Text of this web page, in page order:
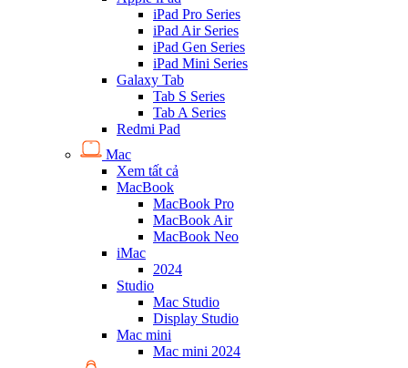
iPad Pro Series
iPad Air Series
iPad Gen Series
iPad Mini Series
Galaxy Tab
Tab S Series
Tab A Series
Redmi Pad
Mac
Xem tất cả
MacBook
MacBook Pro
MacBook Air
MacBook Neo
iMac
2024
Studio
Mac Studio
Display Studio
Mac mini
Mac mini 2024